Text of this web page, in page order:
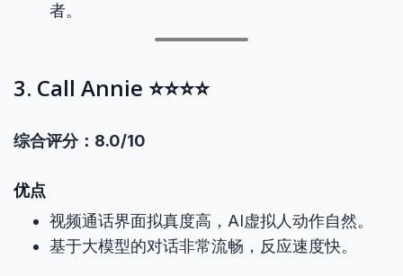
者。
3. Call Annie ⭐⭐⭐⭐
综合评分：8.0/10
优点
视频通话界面拟真度高，AI虚拟人动作自然。
基于大模型的对话非常流畅，反应速度快。